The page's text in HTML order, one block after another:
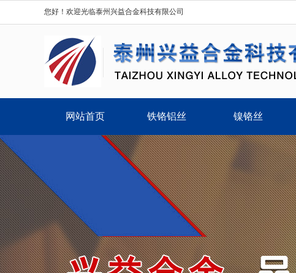
您好！欢迎光临泰州兴益合金科技有限公司
网站首页 铁铬铝丝 镍铬丝